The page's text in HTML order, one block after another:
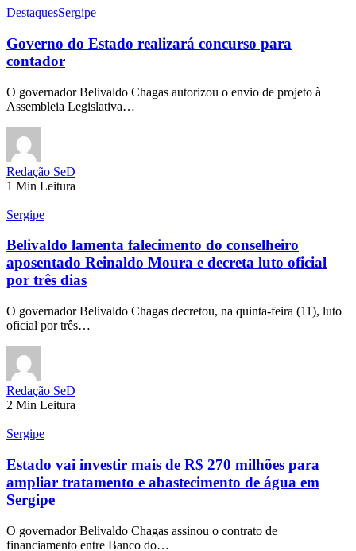
DestaquesSergipe
Governo do Estado realizará concurso para
contador
O governador Belivaldo Chagas autorizou o envio de projeto à
Assembleia Legislativa…
Redação SeD
1 Min Leitura
Sergipe
Belivaldo lamenta falecimento do conselheiro
aposentado Reinaldo Moura e decreta luto oficial
por três dias
O governador Belivaldo Chagas decretou, na quinta-feira (11), luto
oficial por três…
Redação SeD
2 Min Leitura
Sergipe
Estado vai investir mais de R$ 270 milhões para
ampliar tratamento e abastecimento de água em
Sergipe
O governador Belivaldo Chagas assinou o contrato de
financiamento entre Banco do…